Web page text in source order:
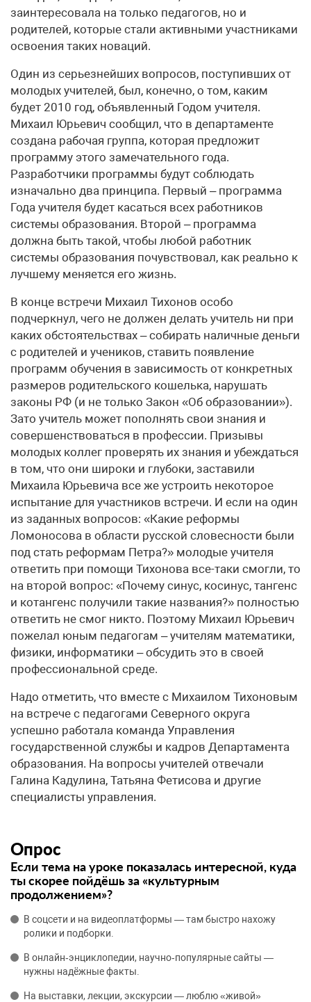
заинтересовала на только педагогов, но и
родителей, которые стали активными участниками
освоения таких новаций.
Один из серьезнейших вопросов, поступивших от
молодых учителей, был, конечно, о том, каким
будет 2010 год, объявленный Годом учителя.
Михаил Юрьевич сообщил, что в департаменте
создана рабочая группа, которая предложит
программу этого замечательного года.
Разработчики программы будут соблюдать
изначально два принципа. Первый – программа
Года учителя будет касаться всех работников
системы образования. Второй – программа
должна быть такой, чтобы любой работник
системы образования почувствовал, как реально к
лучшему меняется его жизнь.
В конце встречи Михаил Тихонов особо
подчеркнул, чего не должен делать учитель ни при
каких обстоятельствах – собирать наличные деньги
с родителей и учеников, ставить появление
программ обучения в зависимость от конкретных
размеров родительского кошелька, нарушать
законы РФ (и не только Закон «Об образовании»).
Зато учитель может пополнять свои знания и
совершенствоваться в профессии. Призывы
молодых коллег проверять их знания и убеждаться
в том, что они широки и глубоки, заставили
Михаила Юрьевича все же устроить некоторое
испытание для участников встречи. И если на один
из заданных вопросов: «Какие реформы
Ломоносова в области русской словесности были
под стать реформам Петра?» молодые учителя
ответить при помощи Тихонова все-таки смогли, то
на второй вопрос: «Почему синус, косинус, тангенс
и котангенс получили такие названия?» полностью
ответить не смог никто. Поэтому Михаил Юрьевич
пожелал юным педагогам – учителям математики,
физики, информатики – обсудить это в своей
профессиональной среде.
Надо отметить, что вместе с Михаилом Тихоновым
на встрече с педагогами Северного округа
успешно работала команда Управления
государственной службы и кадров Департамента
образования. На вопросы учителей отвечали
Галина Кадулина, Татьяна Фетисова и другие
специалисты управления.
Опрос
Если тема на уроке показалась интересной, куда
ты скорее пойдёшь за «культурным
продолжением»?
В соцсети и на видеоплатформы — там быстро нахожу
ролики и подборки.
В онлайн‑энциклопедии, научно‑популярные сайты —
нужны надёжные факты.
На выставки, лекции, экскурсии — люблю «живой»